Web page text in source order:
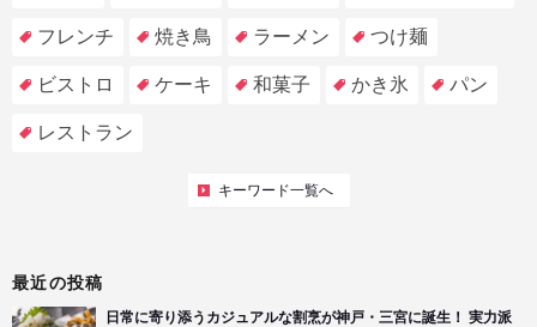
フレンチ 焼き鳥 ラーメン つけ麺
ビストロ ケーキ 和菓子 かき氷 パン
レストラン
キーワード一覧へ
最近の投稿
日常に寄り添うカジュアルな割烹が神戸・三宮に誕生！ 実力派